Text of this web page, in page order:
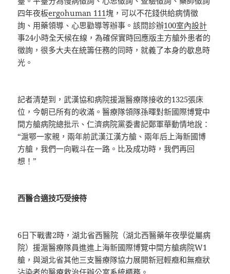
四年夜板ergohuman 111塊，可以不花錢供給病情徵
詢、用藥領導、心思勸導等辦事。該問診辦100室內設計
事24小時全天候在線，為確保實時回應版主方艙外患者的
徵詢，很多大夫在統籌任務的同時，就義了本身的歇息時
光。
記者清楚到，武漢協和病院援滬醫療隊接收的1325張床
位，今朝已所有的收滿。醫療隊領隊孫暉對新國際博覽中
間方艙病院總批示、仁濟病院黨委書記鄭軍華動情地說：
“滬鄂一家親，兩年前武漢江漢方艙、兩年后上海新國博
方艙，我們一向戰斗在一路。比及成功時，我們再回
想！”
西醫合適技巧受接待
6日下戰書2時，湖北省西醫院（湖北西醫藥年夜學從屬病
院）援滬醫療隊員進進上海新國際博覽中間方艙病院W1
艙，與湖北省其他三支醫療隊協力展開新冠輕癥和無癥狀